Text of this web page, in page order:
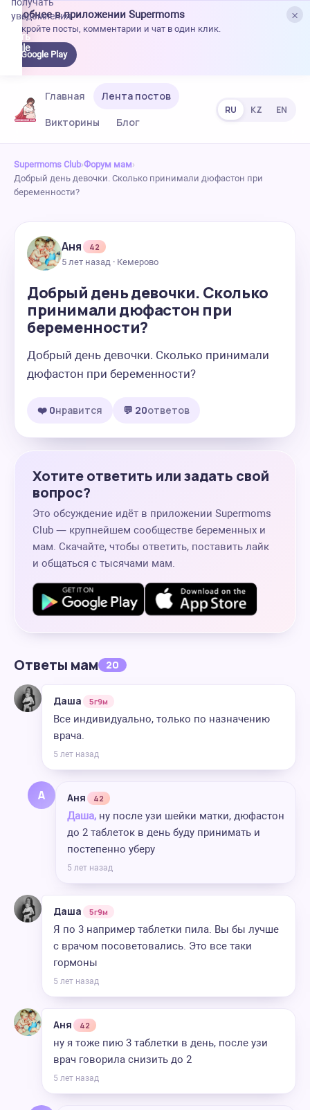
×
Удобнее в приложении Supermoms
Откройте посты, комментарии и чат в один клик.
Google Play
уведомления.
Главная
Лента постов
Викторины
Блог
RU KZ EN
Supermoms Club›Форум мам›
Добрый день девочки. Сколько принимали дюфастон при
беременности?
Аня
42
5 лет назад · Кемерово
Добрый день девочки. Сколько
принимали дюфастон при
беременности?
Добрый день девочки. Сколько принимали
дюфастон при беременности?
❤️ 0нравится 💬 20ответов
Хотите ответить или задать свой
вопрос?
Это обсуждение идёт в приложении Supermoms
Club — крупнейшем сообществе беременных и
мам. Скачайте, чтобы ответить, поставить лайк
и общаться с тысячами мам.
Ответы мам 20
Даша 5г9м
Все индивидуально, только по назначению
врача.
5 лет назад
А Аня 42
Даша, ну после узи шейки матки, дюфастон
до 2 таблеток в день буду принимать и
постепенно уберу
5 лет назад
Даша 5г9м
Я по 3 например таблетки пила. Вы бы лучше
с врачом посоветовались. Это все таки
гормоны
5 лет назад
Аня 42
ну я тоже пию 3 таблетки в день, после узи
врач говорила снизить до 2
5 лет назад